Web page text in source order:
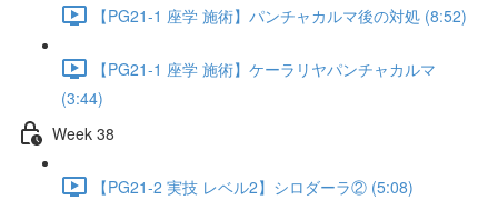
【PG21-1 座学 施術】パンチャカルマ後の対処 (8:52)
【PG21-1 座学 施術】ケーラリヤパンチャカルマ
(3:44)
Week 38
【PG21-2 実技 レベル2】シロダーラ② (5:08)